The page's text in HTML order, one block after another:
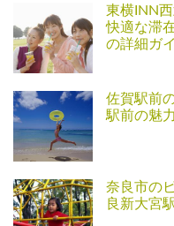
東横INN
快適な滞
の詳細ガ
佐賀駅前
駅前の魅
奈良市の
良新大宮